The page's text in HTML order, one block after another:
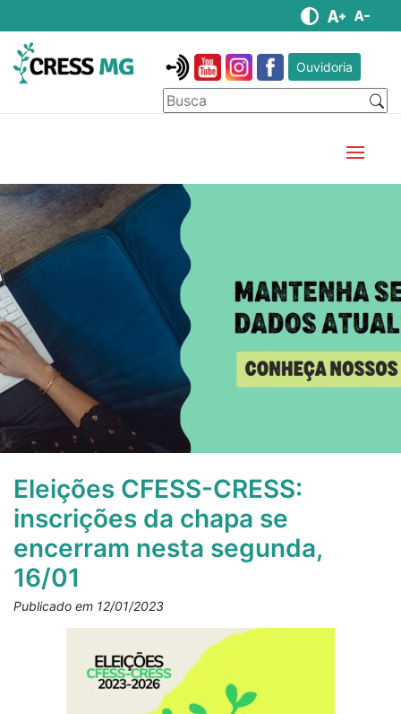
Ouvidoria
Eleições CFESS-CRESS:
inscrições da chapa se
encerram nesta segunda,
16/01
Publicado em 12/01/2023